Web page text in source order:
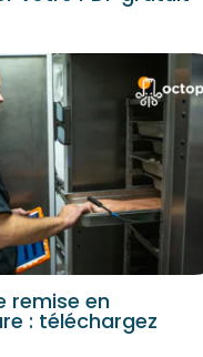
remise en
: téléchargez